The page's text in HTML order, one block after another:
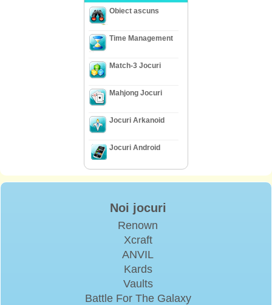
Obiect ascuns
Time Management
Match-3 Jocuri
Mahjong Jocuri
Jocuri Arkanoid
Jocuri Android
Noi jocuri
Renown
Xcraft
ANVIL
Kards
Vaults
Battle For The Galaxy